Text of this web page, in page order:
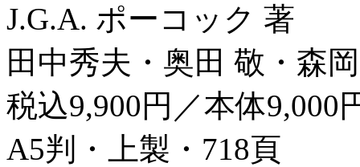
J.G.A. ポーコック 著
田中秀夫・奥田 敬・森
税込9,900円／本体9,000
A5判・上製・718頁